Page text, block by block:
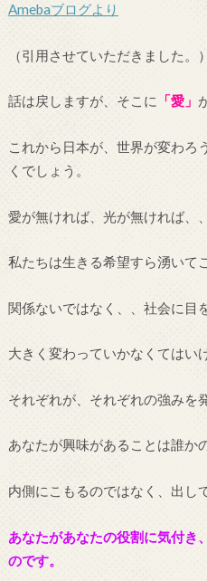
Amebaブログより
（引用させていただきました。）
話は戻しますが、そこに 「愛」
これから日本が、世界が変わろ
くでしょう。
愛が無ければ、光が無ければ、、
私たちは生きる希望すら湧いて
関係ないではなく、、社会に目
大きく変わっていかなくてはい
それぞれが、それぞれの強みを
あなたが興味があることは誰か
内側にこもるのではなく、出し
あなたがあなたの役割に気付き
のです。